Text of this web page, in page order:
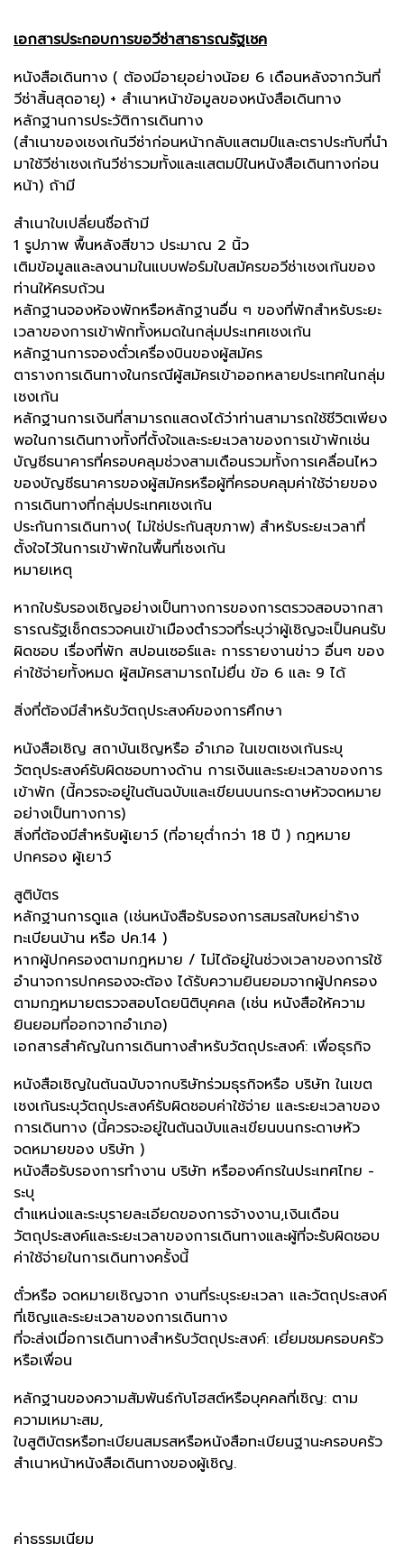
เอกสารประกอบการขอวีซ่าสาธารณรัฐเชค
หนังสือเดินทาง ( ต้องมีอายุอย่างน้อย 6 เดือนหลังจากวันที่
วีซ่าสิ้นสุดอายุ) + สำเนาหน้าข้อมูลของหนังสือเดินทาง
หลักฐานการประวัติการเดินทาง
(สำเนาของเชงเก้นวีซ่าก่อนหน้ากลับแสตมป์และตราประทับที่นำ
มาใช้วีซ่าเชงเก้นวีซ่ารวมทั้งและแสตมป์ในหนังสือเดินทางก่อน
หน้า) ถ้ามี
สำเนาใบเปลี่ยนชื่อถ้ามี
1 รูปภาพ พื้นหลังสีขาว ประมาณ 2 นิ้ว
เติมข้อมูลและลงนามในแบบฟอร์มใบสมัครขอวีซ่าเชงเก้นของ
ท่านให้ครบถ้วน
หลักฐานจองห้องพักหรือหลักฐานอื่น ๆ ของที่พักสำหรับระยะ
เวลาของการเข้าพักทั้งหมดในกลุ่มประเทศเชงเก้น
หลักฐานการจองตั๋วเครื่องบินของผู้สมัคร
ตารางการเดินทางในกรณีผู้สมัครเข้าออกหลายประเทศในกลุ่ม
เชงเก้น
หลักฐานการเงินที่สามารถแสดงได้ว่าท่านสามารถใช้ชีวิตเพียง
พอในการเดินทางทั้งที่ตั้งใจและระยะเวลาของการเข้าพักเช่น
บัญชีธนาคารที่ครอบคลุมช่วงสามเดือนรวมทั้งการเคลื่อนไหว
ของบัญชีธนาคารของผู้สมัครหรือผู้ที่ครอบคลุมค่าใช้จ่ายของ
การเดินทางที่กลุ่มประเทศเชงเก้น
ประกันการเดินทาง( ไม่ใช่ประกันสุขภาพ) สำหรับระยะเวลาที่
ตั้งใจไว้ในการเข้าพักในพื้นที่เชงเก้น
หมายเหตุ
หากใบรับรองเชิญอย่างเป็นทางการของการตรวจสอบจากสา
ธารณรัฐเช็กตรวจคนเข้าเมืองตำรวจที่ระบุว่าผู้เชิญจะเป็นคนรับ
ผิดชอบ เรื่องที่พัก สปอนเซอร์และ การรายงานข่าว อื่นๆ ของ
ค่าใช้จ่ายทั้งหมด ผู้สมัครสามารถไม่ยื่น ข้อ 6 และ 9 ได้
สิ่งที่ต้องมีสำหรับวัตถุประสงค์ของการศึกษา
หนังสือเชิญ สถาบันเชิญหรือ อำเภอ ในเขตเชงเก้นระบุ
วัตถุประสงค์รับผิดชอบทางด้าน การเงินและระยะเวลาของการ
เข้าพัก (นี้ควรจะอยู่ในต้นฉบับและเขียนบนกระดาษหัวจดหมาย
อย่างเป็นทางการ)
สิ่งที่ต้องมีสำหรับผู้เยาว์ (ที่อายุต่ำกว่า 18 ปี ) กฎหมาย
ปกครอง ผู้เยาว์
สูติบัตร
หลักฐานการดูแล (เช่นหนังสือรับรองการสมรสใบหย่าร้าง
ทะเบียนบ้าน หรือ ปค.14 )
หากผู้ปกครองตามกฎหมาย / ไม่ได้อยู่ในช่วงเวลาของการใช้
อำนาจการปกครองจะต้อง ได้รับความยินยอมจากผู้ปกครอง
ตามกฎหมายตรวจสอบโดยนิติบุคคล (เช่น หนังสือให้ความ
ยินยอมที่ออกจากอำเภอ)
เอกสารสำคัญในการเดินทางสำหรับวัตถุประสงค์: เพื่อธุรกิจ
หนังสือเชิญในต้นฉบับจากบริษัทร่วมธุรกิจหรือ บริษัท ในเขต
เชงเก้นระบุวัตถุประสงค์รับผิดชอบค่าใช้จ่าย และระยะเวลาของ
การเดินทาง (นี้ควรจะอยู่ในต้นฉบับและเขียนบนกระดาษหัว
จดหมายของ บริษัท )
หนังสือรับรองการทำงาน บริษัท หรือองค์กรในประเทศไทย -
ระบุ
ตำแหน่งและระบุรายละเอียดของการจ้างงาน,เงินเดือน
วัตถุประสงค์และระยะเวลาของการเดินทางและผู้ที่จะรับผิดชอบ
ค่าใช้จ่ายในการเดินทางครั้งนี้
ตั๋วหรือ จดหมายเชิญจาก งานที่ระบุระยะเวลา และวัตถุประสงค์
ที่เชิญและระยะเวลาของการเดินทาง
ที่จะส่งเมื่อการเดินทางสำหรับวัตถุประสงค์: เยี่ยมชมครอบครัว
หรือเพื่อน
หลักฐานของความสัมพันธ์กับโฮสต์หรือบุคคลที่เชิญ: ตาม
ความเหมาะสม,
ใบสูติบัตรหรือทะเบียนสมรสหรือหนังสือทะเบียนฐานะครอบครัว
สำเนาหน้าหนังสือเดินทางของผู้เชิญ.
ค่าธรรมเนียม